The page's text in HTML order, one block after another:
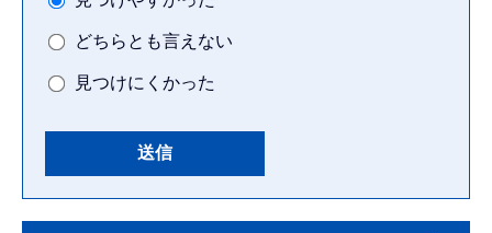
どちらとも言えない
見つけにくかった